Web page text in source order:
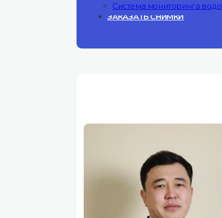
Система мониторинга
ЗАКАЗАТЬ СНИМКИ